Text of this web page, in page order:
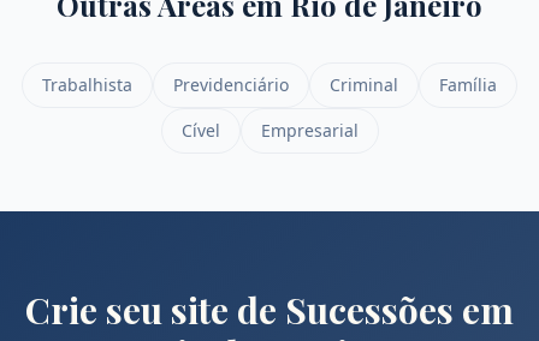
Trabalhista Previdenciário Criminal
Família
Cível
Empresarial
Crie seu site de Sucessões em